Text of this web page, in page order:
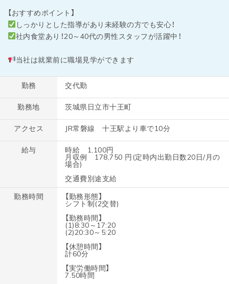
【おすすめポイント】
しっかりとした指導があり未経験の方でも安心！
社内食堂あり！20～40代の男性スタッフが活躍中！
当社は就業前に職場見学ができます
勤務 交代勤
勤務地 茨城県日立市十王町
アクセス JR常磐線 十王駅より車で10分
給与 時給 1,100円
月収例 178,750 円(定時内出勤日数20日/月の
場合)
交通費別途支給
勤務時間
【勤務形態】
シフト制(2交替)
【勤務時間】
(1)8:30～17:20
(2)20:30～5:20
【休憩時間】
計60分
【実労働時間】
7.50時間